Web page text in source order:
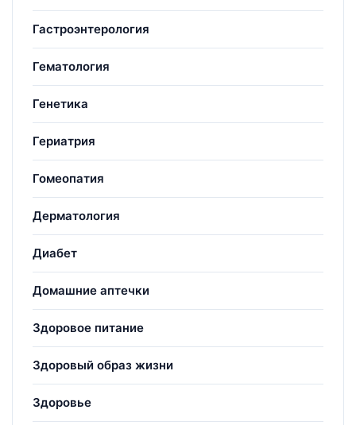
Гастроэнтерология
Гематология
Генетика
Гериатрия
Гомеопатия
Дерматология
Диабет
Домашние аптечки
Здоровое питание
Здоровый образ жизни
Здоровье